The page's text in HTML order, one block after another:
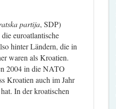
partija, SDP)
euroatlantische
hinter Ländern, die in
waren als Kroatien.
2004 in die NATO
Kroatien auch im Jahr
In der kroatischen